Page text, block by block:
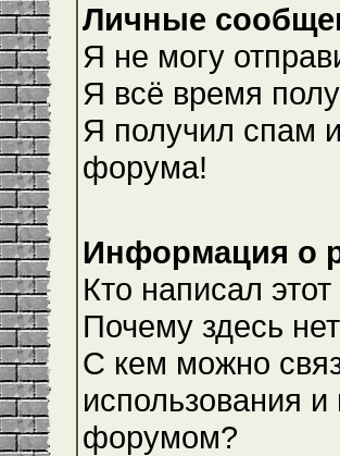
Личные
Я не могу
Я всё время
Я получил спам
форума!
Информация о
Кто написал
Почему здесь
С кем можно
использования
форумом?